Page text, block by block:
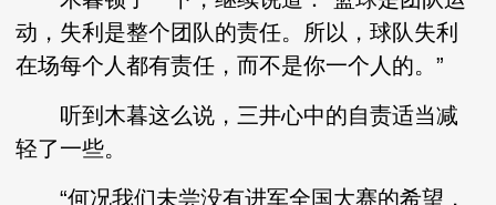
动，失利是整个团队的责任。所以，球队失利
在场每个人都有责任，而不是你一个人的。”
听到木暮这么说，三井心中的自责适当减
轻了一些。
“何况我们未尝没有进军全国大赛的希望，